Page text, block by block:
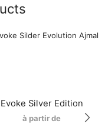
Evoke Silver Edition
à partir de